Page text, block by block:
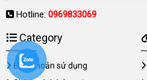
Hotline: 0969833069
Category
Điều khoản sử dụng